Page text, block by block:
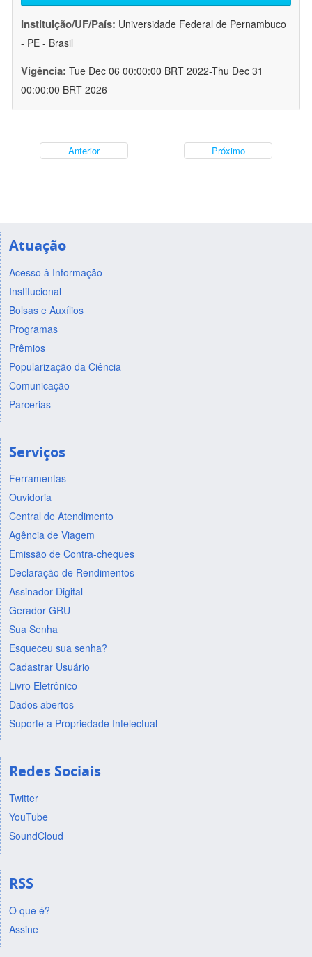
Instituição/UF/País: Universidade Federal de Pernambuco
- PE - Brasil
Vigência: Tue Dec 06 00:00:00 BRT 2022-Thu Dec 31
00:00:00 BRT 2026
Anterior Próximo
Atuação
Acesso à Informação
Institucional
Bolsas e Auxílios
Programas
Prêmios
Popularização da Ciência
Comunicação
Parcerias
Serviços
Ferramentas
Ouvidoria
Central de Atendimento
Agência de Viagem
Emissão de Contra-cheques
Declaração de Rendimentos
Assinador Digital
Gerador GRU
Sua Senha
Esqueceu sua senha?
Cadastrar Usuário
Livro Eletrônico
Dados abertos
Suporte a Propriedade Intelectual
Redes Sociais
Twitter
YouTube
SoundCloud
RSS
O que é?
Assine